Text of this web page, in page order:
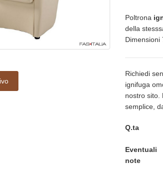
Poltrona
della
Dimensioni
Richiedi
ignifuga
nostro sito.
semplice,
Q.ta
Eventuali
note